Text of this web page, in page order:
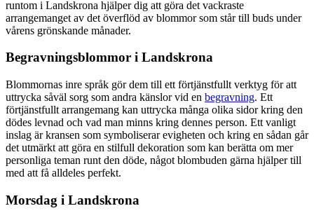
runtom i Landskrona hjälper dig att göra det vackraste
arrangemanget av det överflöd av blommor som står till buds under
vårens grönskande månader.
Begravningsblommor i Landskrona
Blommornas inre språk gör dem till ett förtjänstfullt verktyg för att
uttrycka såväl sorg som andra känslor vid en begravning. Ett
förtjänstfullt arrangemang kan uttrycka många olika sidor kring den
dödes levnad och vad man minns kring dennes person. Ett vanligt
inslag är kransen som symboliserar evigheten och kring en sådan går
det utmärkt att göra en stilfull dekoration som kan berätta om mer
personliga teman runt den döde, något blombuden gärna hjälper till
med att få alldeles perfekt.
Morsdag i Landskrona